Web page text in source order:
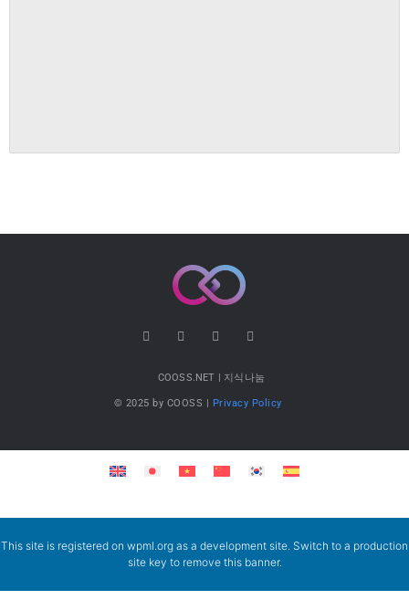
COOSS.NET | 지식나눔
© 2025 by COOSS | Privacy Policy
This site is registered on wpml.org as a development site. Switch to a production
site key to remove this banner.